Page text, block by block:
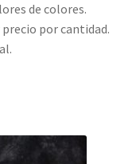
de colores.
por cantidad.